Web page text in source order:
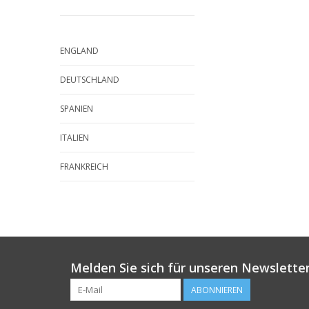
ENGLAND
DEUTSCHLAND
SPANIEN
ITALIEN
FRANKREICH
Melden Sie sich für unseren
ABONNIEREN